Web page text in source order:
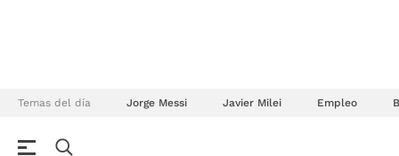
Temas del día Jorge Messi Javier Milei Empleo